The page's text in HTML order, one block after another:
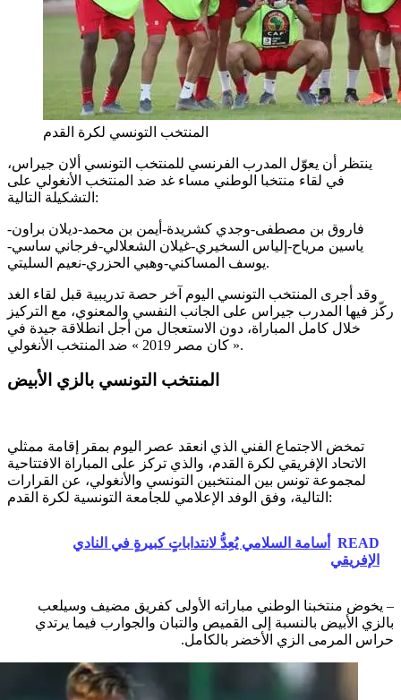
المنتخب التونسي لكرة القدم
ينتظر أن يعوّل المدرب الفرنسي للمنتخب التونسي ألان جيراس،
في لقاء منتخبا الوطني مساء غد ضد المنتخب الأنغولي على
التشكيلة التالية:
فاروق بن مصطفى-وجدي كشريدة-أيمن بن محمد-ديلان براون-
ياسين مرياح-إلياس السخيري-غيلان الشعلالي-فرجاني ساسي-
يوسف المساكني-وهبي الحزري-نعيم السليتي.
وقد أجرى المنتخب التونسي اليوم آخر حصة تدريبية قبل لقاء الغد
ركّز فيها المدرب جيراس على الجانب النفسي والمعنوي، مع التركيز
خلال كامل المباراة، دون الاستعجال من أجل انطلاقة جيدة في
« كان مصر 2019 » ضد المنتخب الأنغولي.
المنتخب التونسي بالزي الأبيض
تمخض الاجتماع الفني الذي انعقد عصر اليوم بمقر إقامة ممثلي
الاتحاد الإفريقي لكرة القدم، والذي تركز على المباراة الافتتاحية
لمجموعة تونس بين المنتخبين التونسي والأنغولي، عن القرارات
التالية، وفق الوفد الإعلامي للجامعة التونسية لكرة القدم:
READ
أسامة السلامي يُعِدُّ لانتداباتٍ كبيرةٍ في النادي
الإفريقي
– يخوض منتخبنا الوطني مباراته الأولى كفريق مضيف وسيلعب
بالزي الأبيض بالنسبة إلى القميص والتبان والجوارب فيما يرتدي
حراس المرمى الزي الأخضر بالكامل.